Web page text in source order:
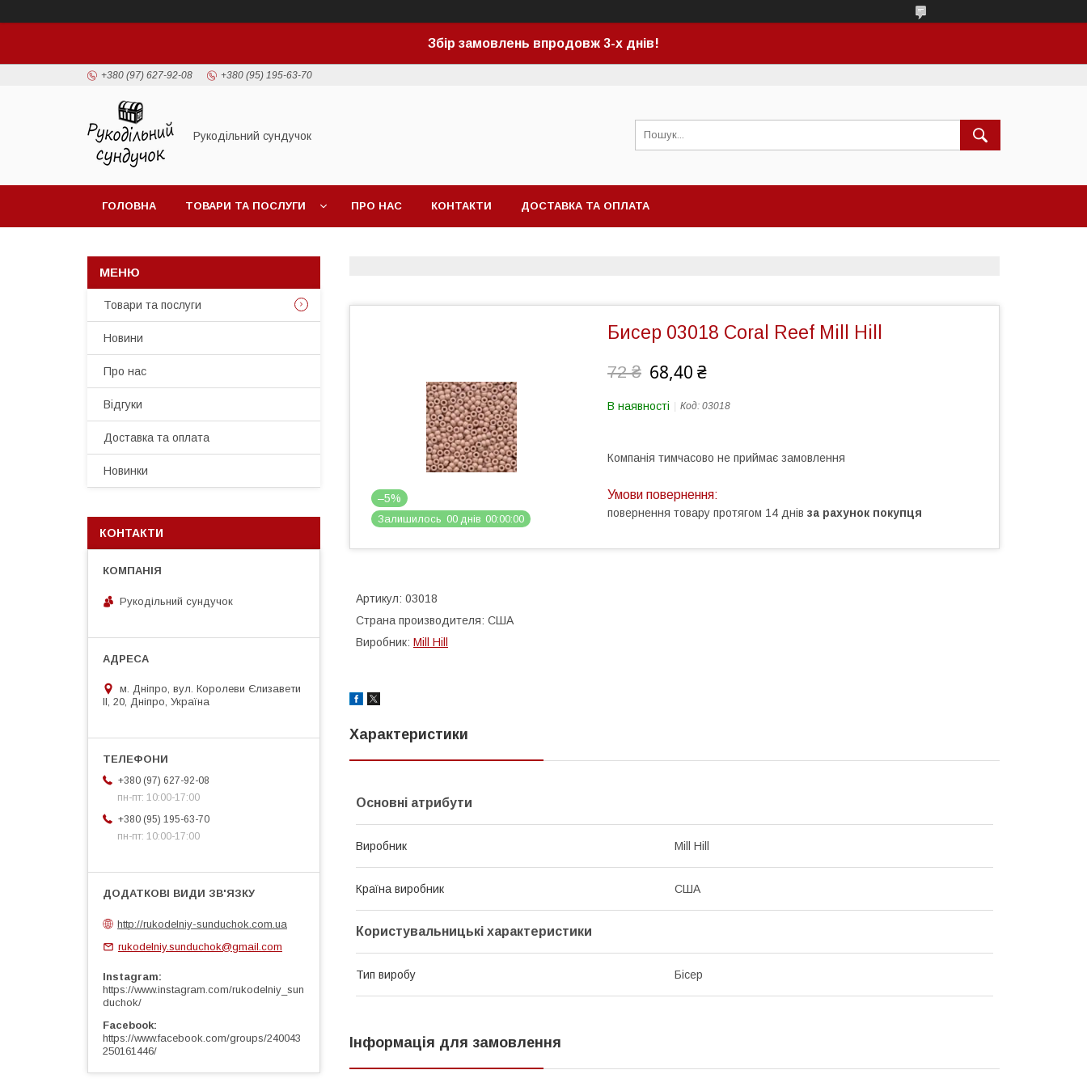
Збір замовлень впродовж 3-х днів!
+380 (97) 627-92-08 +380 (95) 195-63-70
Рукодільний сундучок
ГОЛОВНА ТОВАРИ ТА ПОСЛУГИ ПРО НАС КОНТАКТИ ДОСТАВКА ТА ОПЛАТА
–5%
Залишилось 00 днів 00 00 00
Бисер 03018 Coral Reef Mill Hill
72 ₴ 68,40 ₴
В наявності Код: 03018
Компанія тимчасово не приймає замовлення
повернення товару протягом 14 днів за рахунок покупця
Артикул: 03018
Страна производителя: США
Виробник: Mill Hill
Характеристики
Основні атрибути
Виробник Mill Hill
Країна виробник США
Користувальницькі характеристики
Тип виробу Бісер
Інформація для замовлення
Товари та послуги
Новини
Про нас
Відгуки
Доставка та оплата
Новинки
КОНТАКТИ
Рукодільний сундучок
м. Дніпро, вул. Королеви Єлизавети
ІІ, 20, Дніпро, Україна
+380 (97) 627-92-08
пн-пт: 10:00-17:00
+380 (95) 195-63-70
пн-пт: 10:00-17:00
http://rukodelniy-sunduchok.com.ua
rukodelniy.sunduchok@gmail.com
Instagram
https://www.instagram.com/rukodelniy_sun
duchok/
Facebook
https://www.facebook.com/groups/240043
250161446/